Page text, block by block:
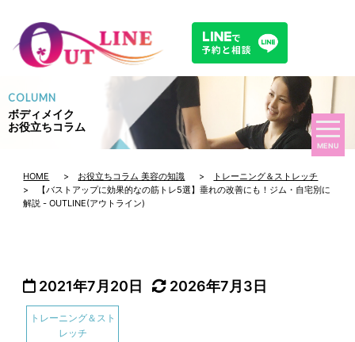
COLUMN
ボディメイク
お役立ちコラム
MENU
HOME > お役立ちコラム 美容の知識 >
トレーニング＆ストレッチ
> 【バストアップに効果的なの筋トレ5選】垂れの改善にも！ジム・自宅別に
解説 - OUTLINE(アウトライン)
2021年7月20日 2026年7月3日
トレーニング＆スト
レッチ